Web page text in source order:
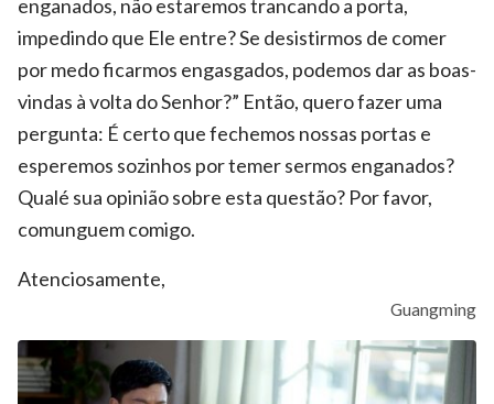
enganados, não estaremos trancando a porta,
impedindo que Ele entre? Se desistirmos de comer
por medo ficarmos engasgados, podemos dar as boas-
vindas à volta do Senhor?” Então, quero fazer uma
pergunta: É certo que fechemos nossas portas e
esperemos sozinhos por temer sermos enganados?
Qualé sua opinião sobre esta questão? Por favor,
comunguem comigo.
Atenciosamente,
Guangming